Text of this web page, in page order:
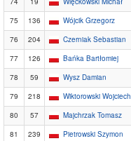
75
136 Wójcik Grzegorz
76
204 Czerniak Sebastian
77
126 Bańka Bartłomiej
78
59 Wysz Damian
79
218 Wiktorowski Wojciech
80
57 Majchrzak Tomasz
81
239 Pietrowski Szymon